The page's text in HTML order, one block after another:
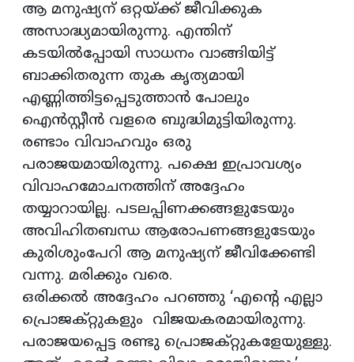
ആ മനുഷ്യന് ഒറ്റയ്ക്ക് ജീവിക്കുക
അസാദ്ധ്യമായിരുന്നു. എന്തിന്
കടയില്‍പ്പോയി സാധനം വാങ്ങിയിട്ട്
ബാക്കിതരുന്ന തുക കൃത്യമായി
എണ്ണിത്തിട്ടപ്പെടുത്താന്‍ പോലും
ഐന്‍സ്റ്റീന്‍ വളരെ ബുദ്ധിമുട്ടിയിരുന്നു.
രണ്ടാം വിവാഹവും ഒരു
പരാജയമായിരുന്നു. പക്ഷെ ഇപ്രാവശ്യം
വിവാഹമോചനത്തിന് അദ്ദേഹം
തയ്യാറായില്ല. പടലപ്പിണക്കങ്ങളുടേയും
അവിഹിതബന്ധ ആരോപണങ്ങളുടേയും
കുരിശുംപേറി ആ മനുഷ്യന് ജീവിക്കേണ്ടി
വന്നു. മരിക്കും വരെ.
ഒരിക്കല്‍ അദ്ദേഹം പറഞ്ഞു ‘എന്‍റെ എല്ലാ
പ്രൊജക്റ്റുകളും വിജയകരമായിരുന്നു.
പരാജയപ്പെട്ട രണ്ടു പ്രൊജക്റ്റുകളേയുള്ളു.